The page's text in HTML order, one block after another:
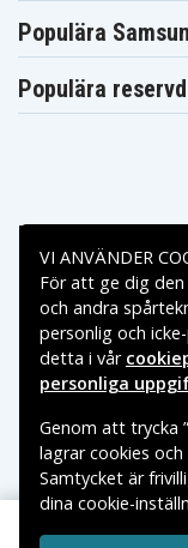
Populära
Populära
Betalningsalternativ
Leveransalternativ
VARUMÄRKEN
VI ANVÄNDER
För att ge dig den
och andra
personlig och
detta i vår
personliga
Genom att trycka
lagrar cookies
Samtycket är
dina cookie-